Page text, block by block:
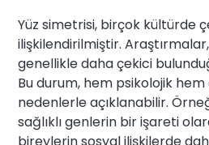
Yüz simetrisi, birçok kültürde
ilişkilendirilmiştir.
genellikle daha çekici
Bu durum, hem psikolojik
nedenlerle açıklanabilir.
sağlıklı genlerin bir işareti